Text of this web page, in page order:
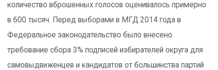
количество вброшенных голосов оценивалось примерно
в 600 тысяч. Перед выборами в МГД 2014 года в
Федеральное законодательство было внесено
требование сбора 3% подписей избирателей округа для
самовыдвиженцев и кандидатов от большинства партий